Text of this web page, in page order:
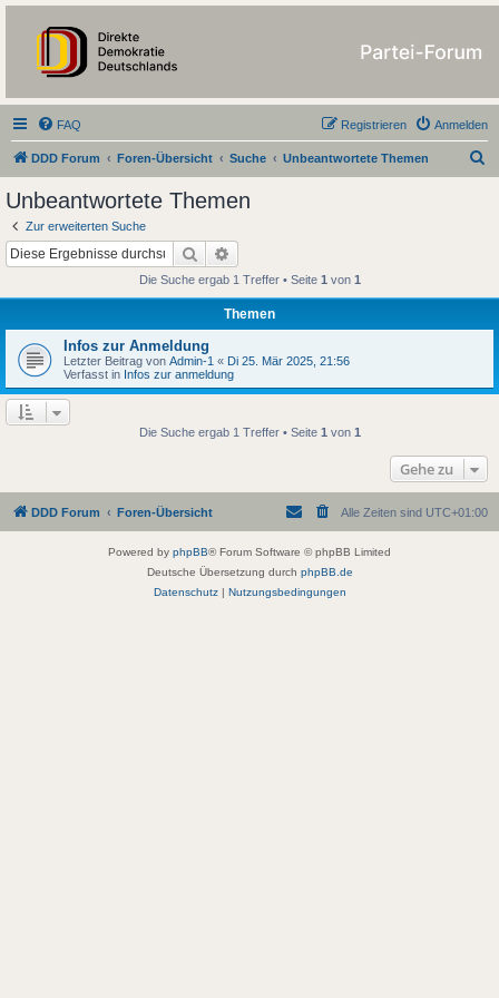
https://forum.ddd-
partei.de/
FAQ Anmelden
Registrieren
DDD Forum Foren-Übersicht Suche Unbeantwortete Themen
Unbeantwortete Themen
Zur erweiterten Suche
Suche
Die Suche ergab 1 Treffer • Seite 1 von 1
Themen
Infos zur Anmeldung
Letzter Beitrag von Admin-1 « Di 25. Mär 2025, 21:56
Verfasst in Infos zur anmeldung
Die Suche ergab 1 Treffer • Seite 1 von 1
Gehe zu
DDD Forum Foren-Übersicht Alle Zeiten sind UTC+01:00
Powered by phpBB® Forum Software © phpBB Limited
Deutsche Übersetzung durch phpBB.de
Datenschutz| Nutzungsbedingungen